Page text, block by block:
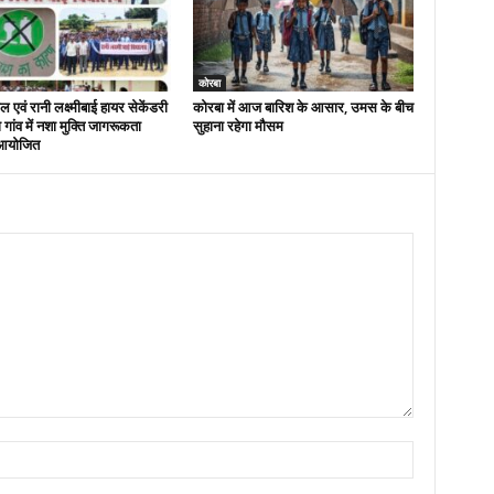
रानी लक्ष्मीबाई हायर सेकेंडरी
गांव में नशा मुक्ति जागरूकता
कोरबा
कोरबा में आज बारिश के आसार, उमस के बीच
सुहाना रहेगा मौसम